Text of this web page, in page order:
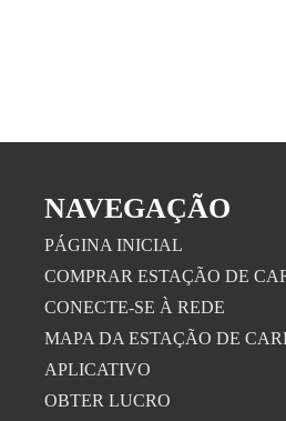
NAVEGAÇÃO
PÁGINA INICIAL
COMPRAR ESTAÇÃO DE
CONECTE-SE À REDE
MAPA DA ESTAÇÃO DE
APLICATIVO
OBTER LUCRO